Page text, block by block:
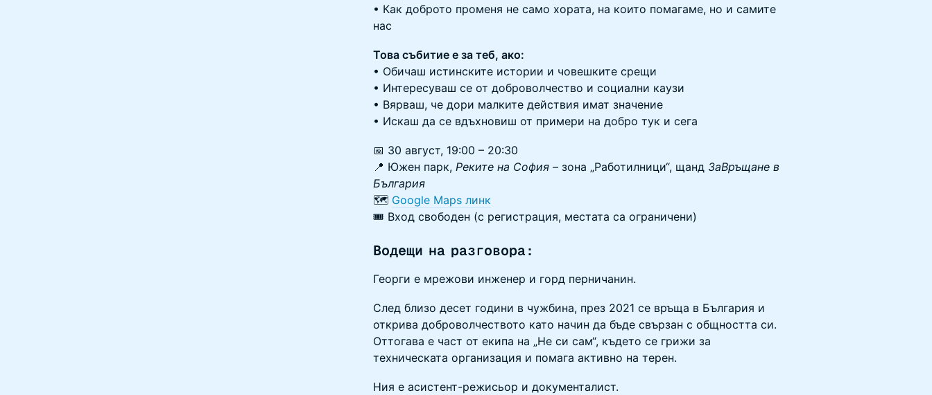
• Как доброто променя не само хората, на които помагаме, но и самите
нас
Това събитие е за теб, ако:
• Обичаш истинските истории и човешките срещи
• Интересуваш се от доброволчество и социални каузи
• Вярваш, че дори малките действия имат значение
• Искаш да се вдъхновиш от примери на добро тук и сега
📅 30 август, 19:00 – 20:30
📍 Южен парк, Реките на София – зона „Работилници“, щанд ЗаВръщане в
България
🗺 Google Maps линк
🎟 Вход свободен (с регистрация, местата са ограничени)
Водещи на разговора:
Георги е мрежови инженер и горд перничанин.
След близо десет години в чужбина, през 2021 се връща в България и
открива доброволчеството като начин да бъде свързан с общността си.
Оттогава е част от екипа на „Не си сам“, където се грижи за
техническата организация и помага активно на терен.
Ния е асистент-режисьор и документалист.